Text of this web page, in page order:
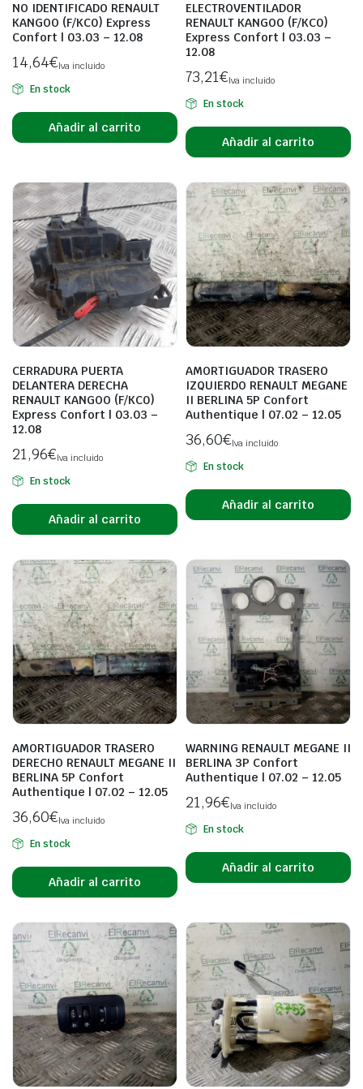
NO IDENTIFICADO RENAULT
KANGOO (F/KC0) Express
Confort | 03.03 – 12.08
14,64€Iva incluido
En stock
Añadir al carrito
ELECTROVENTILADOR
RENAULT KANGOO (F/KC0)
Express Confort | 03.03 –
12.08
73,21€Iva incluido
En stock
Añadir al carrito
CERRADURA PUERTA
DELANTERA DERECHA
RENAULT KANGOO (F/KC0)
Express Confort | 03.03 –
12.08
21,96€Iva incluido
En stock
Añadir al carrito
AMORTIGUADOR TRASERO
IZQUIERDO RENAULT MEGANE
II BERLINA 5P Confort
Authentique | 07.02 – 12.05
36,60€Iva incluido
En stock
Añadir al carrito
AMORTIGUADOR TRASERO
DERECHO RENAULT MEGANE II
BERLINA 5P Confort
Authentique | 07.02 – 12.05
36,60€Iva incluido
En stock
Añadir al carrito
WARNING RENAULT MEGANE II
BERLINA 3P Confort
Authentique | 07.02 – 12.05
21,96€Iva incluido
En stock
Añadir al carrito